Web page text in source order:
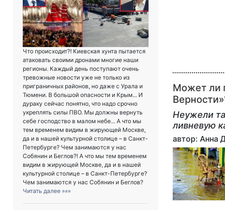
Что происходит?! Киевская хунта пытается
атаковать своими дронами многие наши
регионы. Каждый день поступают очень
тревожные новости уже не только из
приграничных районов, но даже с Урала и
Тюмени. В большой опасности и Крым... И
дураку сейчас понятно, что надо срочно
укреплять силы ПВО. Мы должны вернуть
себе господство в малом небе... А что мы
тем временем видим в жирующей Москве,
да и в нашей культурной столице – в Санкт-
Петербурге? Чем занимаются у нас
Собянин и Беглов?! А что мы тем временем
видим в жирующей Москве, да и в нашей
культурной столице – в Санкт-Петербурге?
Чем занимаются у нас Собянин и Беглов?
Читать далее »»»
Может ли
Неужели
ливневую
автор: Анна